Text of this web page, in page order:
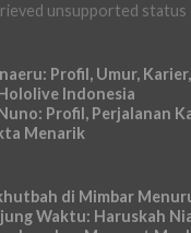
unsupported status
Profil, Umur,
Indonesia
Profil, Perjalanan
Menarik
di Mimbar
Waktu: Haruskah